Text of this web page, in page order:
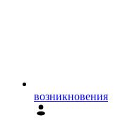
возникновения